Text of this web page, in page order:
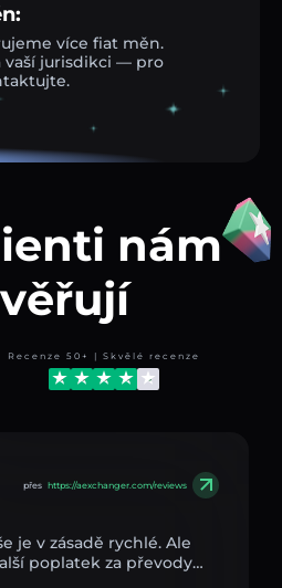
více fiat měn.
vaší jurisdikci — pro
nám
Recenze 50+ | Skvělé recenze
přes https://aexchanger.com/reviews
je v zásadě rychlé. Ale
poplatek za převody…